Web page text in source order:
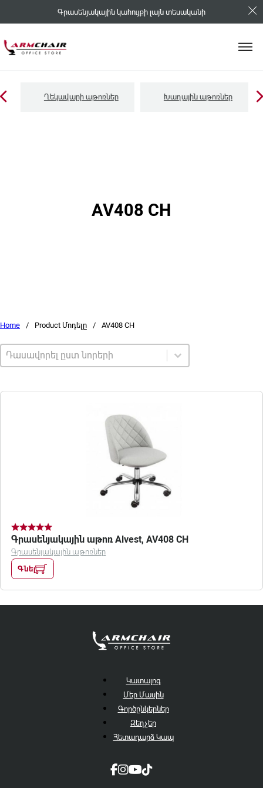
Գրասենյակային կահույքի լայն տեսականի
Ղեկավարի աթոռներ Խաղային աթոռներ
AV408 CH
Home / Product Մոդելը / AV408 CH
Sort by
Sort content
Գրասենյակային աթոռ Alvest, AV408 CH
Գրասենյակային աթոռներ
Գնել
Կատալոգ
Մեր Մասին
Գործընկերներ
Զեղչեր
Հետադարձ Կապ